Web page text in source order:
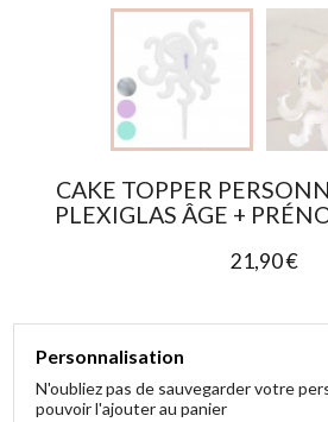
CAKE TOPPER
PLEXIGLAS ÂGE +
21,90 €
Personnalisation
N'oubliez pas de sauvegarder votre
pouvoir l'ajouter au panier